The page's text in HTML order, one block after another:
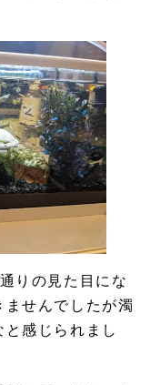
りの見た目にな
ませんでしたが濁
感じられまし